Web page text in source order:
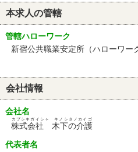
本求人の管轄
管轄ハローワーク
新宿公共職業安定所（ハローワー
会社情報
会社名
株式会社 木下の介護
カブシキガイシャ キノシタノカイゴ
代表者名